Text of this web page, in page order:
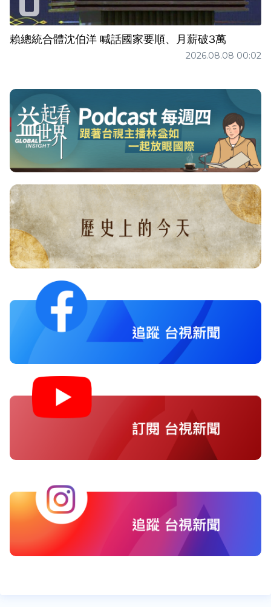
賴總統合體沈伯洋 喊話國家要順、月薪破3萬
2026.08.08 00:02